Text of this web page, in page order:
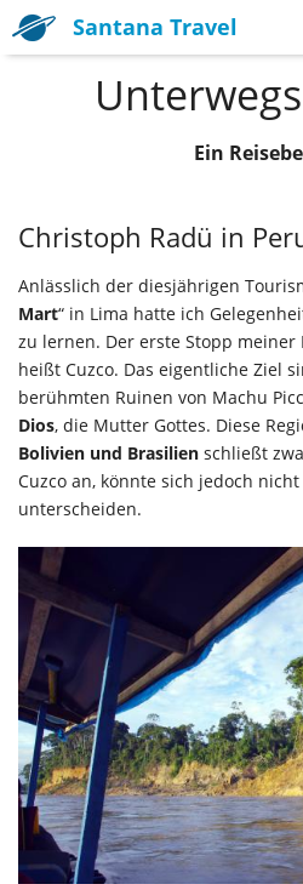
Santana Travel
Ein
Christoph Radü in
Anlässlich der diesjährigen
Mart“ in Lima hatte ich
zu lernen. Der erste Stopp meiner
heißt Cuzco. Das eigentliche Ziel
berühmten Ruinen von Machu
Dios, die Mutter Gottes. Diese
Bolivien und Brasilien schließt
Cuzco an, könnte sich jedoch
unterscheiden.